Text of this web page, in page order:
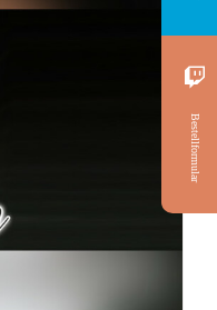
(Lieder
Bestellformular